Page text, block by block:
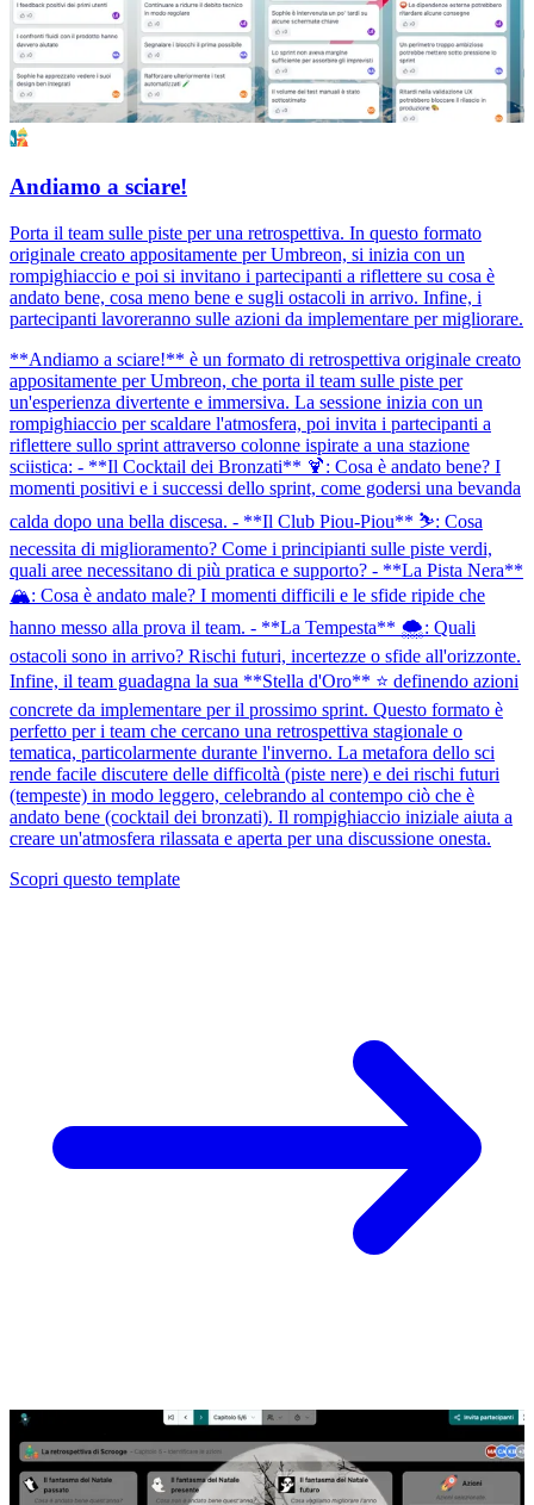
Andiamo a sciare!
Porta il team sulle piste per una retrospettiva. In questo formato
originale creato appositamente per Umbreon, si inizia con un
rompighiaccio e poi si invitano i partecipanti a riflettere su cosa è
andato bene, cosa meno bene e sugli ostacoli in arrivo. Infine, i
partecipanti lavoreranno sulle azioni da implementare per migliorare.
**Andiamo a sciare!** è un formato di retrospettiva originale creato
appositamente per Umbreon, che porta il team sulle piste per
un'esperienza divertente e immersiva. La sessione inizia con un
rompighiaccio per scaldare l'atmosfera, poi invita i partecipanti a
riflettere sullo sprint attraverso colonne ispirate a una stazione
sciistica: - **Il Cocktail dei Bronzati** 🍹: Cosa è andato bene? I
momenti positivi e i successi dello sprint, come godersi una bevanda
calda dopo una bella discesa. - **Il Club Piou-Piou** ⛷️: Cosa
necessita di miglioramento? Come i principianti sulle piste verdi,
quali aree necessitano di più pratica e supporto? - **La Pista Nera**
🏔️: Cosa è andato male? I momenti difficili e le sfide ripide che
hanno messo alla prova il team. - **La Tempesta** 🌨️: Quali
ostacoli sono in arrivo? Rischi futuri, incertezze o sfide all'orizzonte.
Infine, il team guadagna la sua **Stella d'Oro** ⭐ definendo azioni
concrete da implementare per il prossimo sprint. Questo formato è
perfetto per i team che cercano una retrospettiva stagionale o
tematica, particolarmente durante l'inverno. La metafora dello sci
rende facile discutere delle difficoltà (piste nere) e dei rischi futuri
(tempeste) in modo leggero, celebrando al contempo ciò che è
andato bene (cocktail dei bronzati). Il rompighiaccio iniziale aiuta a
creare un'atmosfera rilassata e aperta per una discussione onesta.
Scopri questo template